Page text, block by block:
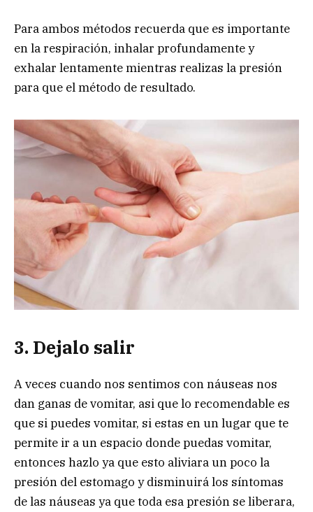
Para ambos métodos recuerda que es importante
en la respiración, inhalar profundamente y
exhalar lentamente mientras realizas la presión
para que el método de resultado.
3. Dejalo salir
A veces cuando nos sentimos con náuseas nos
dan ganas de vomitar, asi que lo recomendable es
que si puedes vomitar, si estas en un lugar que te
permite ir a un espacio donde puedas vomitar,
entonces hazlo ya que esto aliviara un poco la
presión del estomago y disminuirá los síntomas
de las náuseas ya que toda esa presión se liberara,